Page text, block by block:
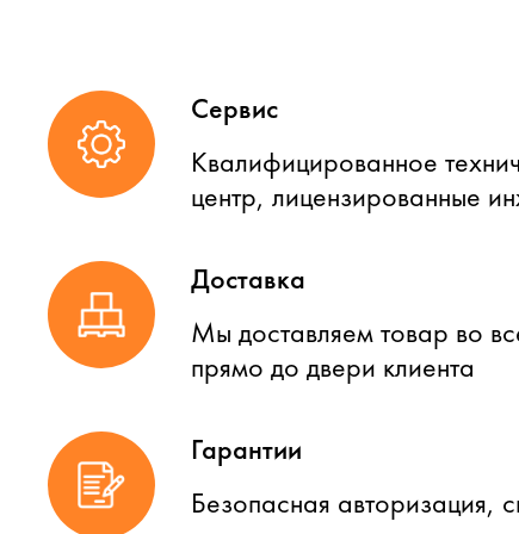
Сервис
Квалифицированное
центр, лицензированные
Доставка
Мы доставляем товар во
прямо до двери клиента
Гарантии
Безопасная авторизация,